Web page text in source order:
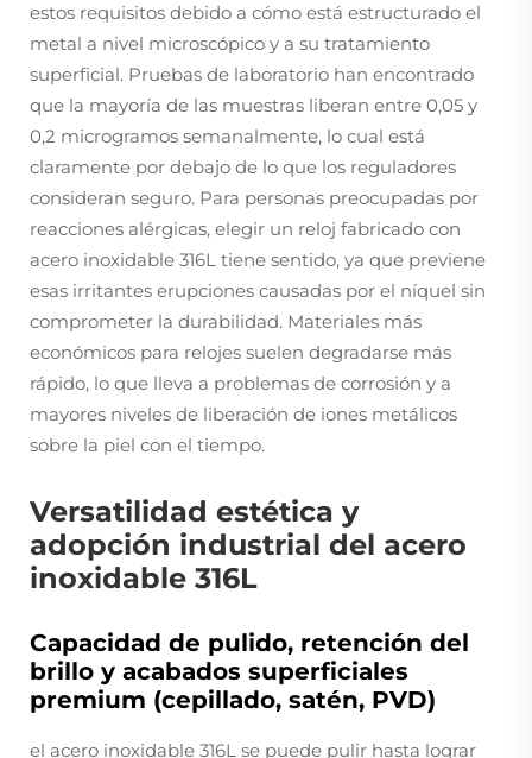
estos requisitos debido a cómo está estructurado el
metal a nivel microscópico y a su tratamiento
superficial. Pruebas de laboratorio han encontrado
que la mayoría de las muestras liberan entre 0,05 y
0,2 microgramos semanalmente, lo cual está
claramente por debajo de lo que los reguladores
consideran seguro. Para personas preocupadas por
reacciones alérgicas, elegir un reloj fabricado con
acero inoxidable 316L tiene sentido, ya que previene
esas irritantes erupciones causadas por el níquel sin
comprometer la durabilidad. Materiales más
económicos para relojes suelen degradarse más
rápido, lo que lleva a problemas de corrosión y a
mayores niveles de liberación de iones metálicos
sobre la piel con el tiempo.
Versatilidad estética y
adopción industrial del acero
inoxidable 316L
Capacidad de pulido, retención del
brillo y acabados superficiales
premium (cepillado, satén, PVD)
el acero inoxidable 316L se puede pulir hasta lograr